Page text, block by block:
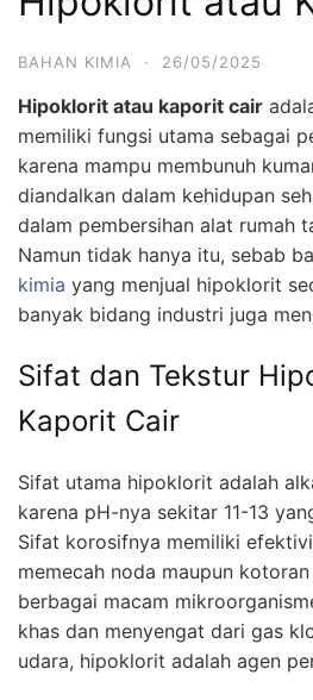
BAHAN KIMIA · 26/05/2025
Hipoklorit atau kaporit cair
memiliki fungsi utama sebagai
karena mampu membunuh
diandalkan dalam kehidupan
dalam pembersihan alat rumah
Namun tidak hanya itu, sebab
kimia yang menjual hipoklorit
banyak bidang industri juga
Sifat dan Tekstur
Kaporit Cair
Sifat utama hipoklorit adalah
karena pH-nya sekitar 11-13
Sifat korosifnya memiliki
memecah noda maupun
berbagai macam
khas dan menyengat dari gas
udara, hipoklorit adalah agen